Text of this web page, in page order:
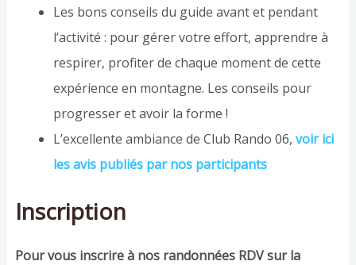
Les bons conseils du guide avant et pendant
l’activité : pour gérer votre effort, apprendre à
respirer, profiter de chaque moment de cette
expérience en montagne. Les conseils pour
progresser et avoir la forme !
L’excellente ambiance de Club Rando 06, voir ici
les avis publiés par nos participants
Inscription
Pour vous inscrire à nos randonnées RDV sur la